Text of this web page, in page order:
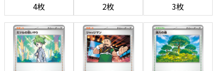
4枚 2枚 3枚